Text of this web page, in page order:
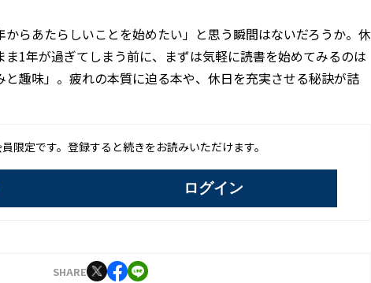
らあたらしいことを始めたい」と思う瞬間はないだろうか。休
1年が過ぎてしまう前に、まずは気軽に読書を始めてみるのは
趣味」。疲れの本質に迫る本や、休日を充実させる秘訣が詰
限定です。登録すると続きをお読みいただけます。
ログイン
SHARE